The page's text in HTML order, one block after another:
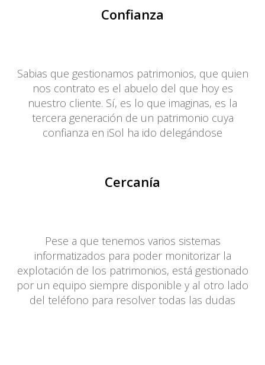
Confianza
Sabias que gestionamos patrimonios, que quien
nos contrato es el abuelo del que hoy es
nuestro cliente. Sí, es lo que imaginas, es la
tercera generación de un patrimonio cuya
confianza en iSol ha ido delegándose
Cercanía
Pese a que tenemos varios sistemas
informatizados para poder monitorizar la
explotación de los patrimonios, está gestionado
por un equipo siempre disponible y al otro lado
del teléfono para resolver todas las dudas